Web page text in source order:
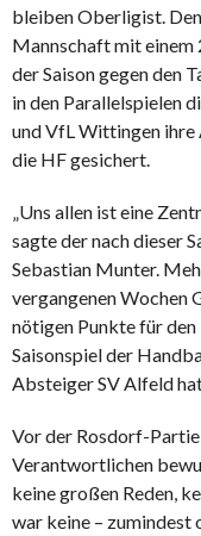
bleiben Oberligist.
Mannschaft mit
der Saison gegen den
in den Parallelspielen
und VfL Wittingen
die HF gesichert.
„Uns allen ist eine
sagte der nach dieser
Sebastian Munter.
vergangenen Wochen
nötigen Punkte für
Saisonspiel der
Absteiger SV Alfeld
Vor der Rosdorf-
Verantwortlichen
keine großen Reden,
war keine – zumindest